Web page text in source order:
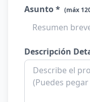
Asunto * (máx
Descripción